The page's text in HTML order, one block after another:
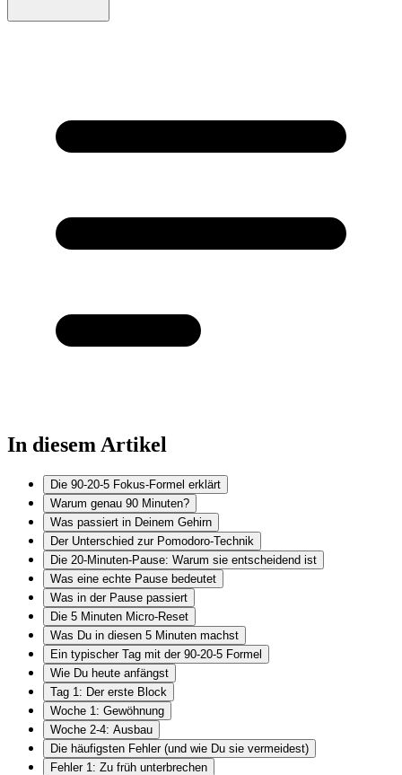
In diesem Artikel
Die 90-20-5 Fokus-Formel erklärt
Warum genau 90 Minuten?
Was passiert in Deinem Gehirn
Der Unterschied zur Pomodoro-Technik
Die 20-Minuten-Pause: Warum sie entscheidend ist
Was eine echte Pause bedeutet
Was in der Pause passiert
Die 5 Minuten Micro-Reset
Was Du in diesen 5 Minuten machst
Ein typischer Tag mit der 90-20-5 Formel
Wie Du heute anfängst
Tag 1: Der erste Block
Woche 1: Gewöhnung
Woche 2-4: Ausbau
Die häufigsten Fehler (und wie Du sie vermeidest)
Fehler 1: Zu früh unterbrechen